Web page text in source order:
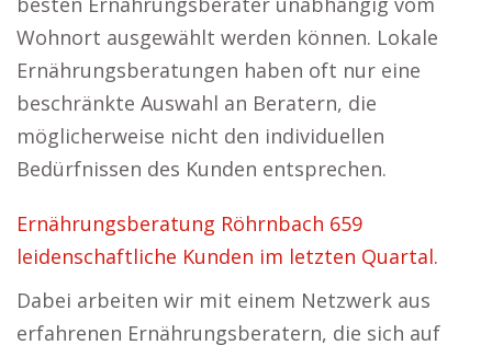
Wohnort ausgewählt werden können. Lokale
Ernährungsberatungen haben oft nur eine
beschränkte Auswahl an Beratern, die
möglicherweise nicht den individuellen
Bedürfnissen des Kunden entsprechen.
Ernährungsberatung Röhrnbach 659
leidenschaftliche Kunden im letzten Quartal.
Dabei arbeiten wir mit einem Netzwerk aus
erfahrenen Ernährungsberatern, die sich auf